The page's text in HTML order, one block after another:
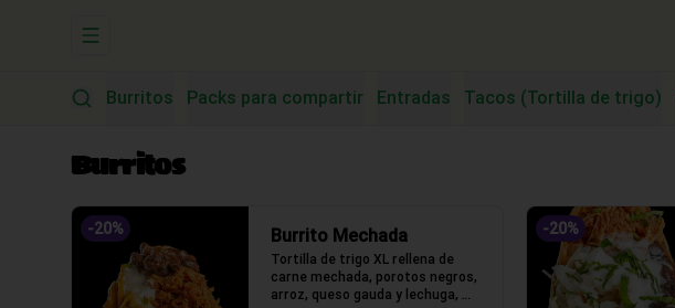
Abrir menu de navegación
Burritos Packs para compartir Entradas Tacos (Tortilla de trigo)
Burritos
-20% Burrito Mechada
Tortilla de trigo XL rellena de
carne mechada, porotos negros,
arroz, queso gauda y lechuga,
-20%